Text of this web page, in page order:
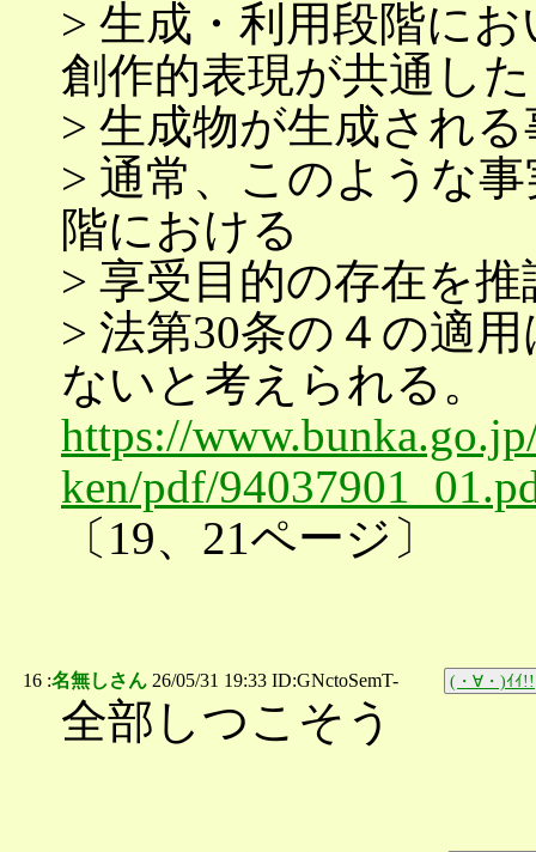
> 生成・利用段階に
創作的表現が共通した
> 生成物が生成され
> 通常、このような
階における
> 享受目的の存在を
> 法第30条の４の適
ないと考えられる。
https://
ken/pdf/
〔19、21ページ〕
16 :名無しさん 26/05/31 19:33 ID:GNctoSemT- (・∀・)ｲｲ!!
全部しつこそう